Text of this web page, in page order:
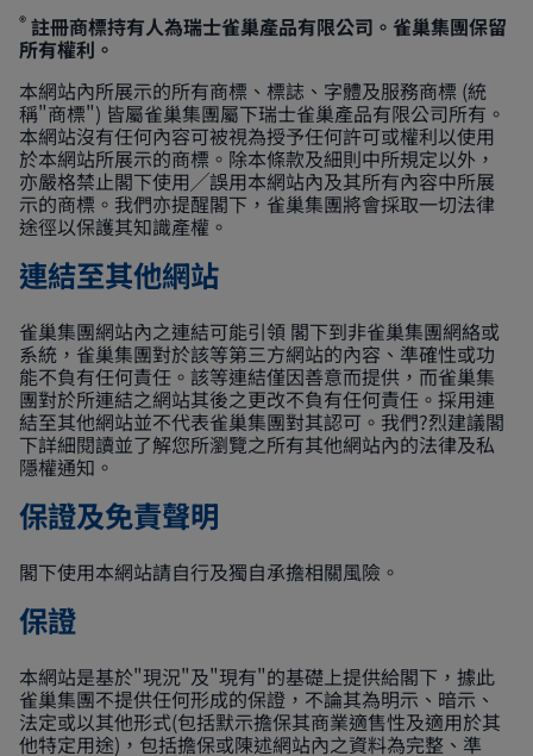
® 註冊商標持有人為瑞士雀巢產品有限公司。雀巢集團保留
所有權利。
本網站內所展示的所有商標、標誌、字體及服務商標 (統
稱"商標") 皆屬雀巢集團屬下瑞士雀巢產品有限公司所有。
本網站沒有任何內容可被視為授予任何許可或權利以使用
於本網站所展示的商標。除本條款及細則中所規定以外，
亦嚴格禁止閣下使用╱誤用本網站內及其所有內容中所展
示的商標。我們亦提醒閣下，雀巢集團將會採取一切法律
途徑以保護其知識產權。
連結至其他網站
雀巢集團網站內之連結可能引領 閣下到非雀巢集團網絡或
系統，雀巢集團對於該等第三方網站的內容、準確性或功
能不負有任何責任。該等連結僅因善意而提供，而雀巢集
團對於所連結之網站其後之更改不負有任何責任。採用連
結至其他網站並不代表雀巢集團對其認可。我們?烈建議閣
下詳細閱讀並了解您所瀏覽之所有其他網站內的法律及私
隱權通知。
保證及免責聲明
閣下使用本網站請自行及獨自承擔相關風險。
保證
本網站是基於"現況"及"現有"的基礎上提供給閣下，據此
雀巢集團不提供任何形成的保證，不論其為明示、暗示、
法定或以其他形式(包括默示擔保其商業適售性及適用於其
他特定用途)，包括擔保或陳述網站內之資料為完整、準